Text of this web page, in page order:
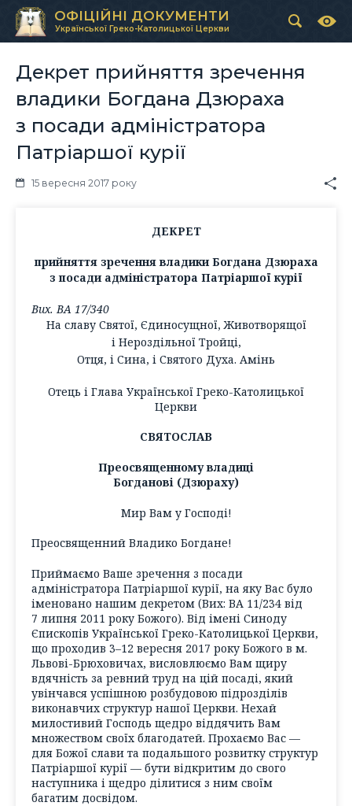
ОФІЦІЙНІ ДОКУМЕНТИ
Української Греко-Католицької Церкви
Декрет прийняття зречення
владики Богдана Дзюраха
з посади адміністратора
Патріаршої курії
15 вересня 2017 року
ДЕКРЕТ
прийняття зречення владики Богдана Дзюраха
з посади адміністратора Патріаршої курії
Вих. ВА 17/340
На славу Святої, Єдиносущної, Животворящої
і Нероздільної Тройці,
Отця, і Сина, і Святого Духа. Амінь
Отець і Глава Української Греко-Католицької
Церкви
СВЯТОСЛАВ
Преосвященному владиці
Богданові (Дзюраху)
Мир Вам у Господі!
Преосвященний Владико Богдане!
Приймаємо Ваше зречення з посади
адміністратора Патріаршої курії, на яку Вас було
іменовано нашим декретом (Вих: ВА 11/234 від
7 липня 2011 року Божого). Від імені Синоду
Єпископів Української Греко-Католицької Церкви,
що проходив 3–12 вересня 2017 року Божого в м.
Львові-Брюховичах, висловлюємо Вам щиру
вдячність за ревний труд на цій посаді, який
увінчався успішною розбудовою підрозділів
виконавчих структур нашої Церкви. Нехай
милостивий Господь щедро віддячить Вам
множеством своїх благодатей. Прохаємо Вас —
для Божої слави та подальшого розвитку структур
Патріаршої курії — бути відкритим до свого
наступника і щедро ділитися з ним своїм
багатим досвідом.